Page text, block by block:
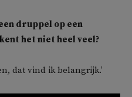
druppel op een
het niet heel veel?
dat vind ik belangrijk.’